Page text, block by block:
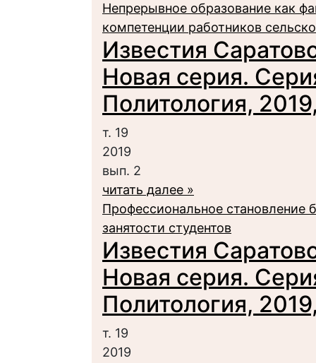
Непрерывное образование как
компетенции работников
Известия
Новая серия.
Политология,
т. 19
2019
вып. 2
читать далее »
Профессиональное становление
занятости студентов
Известия
Новая серия.
Политология,
т. 19
2019